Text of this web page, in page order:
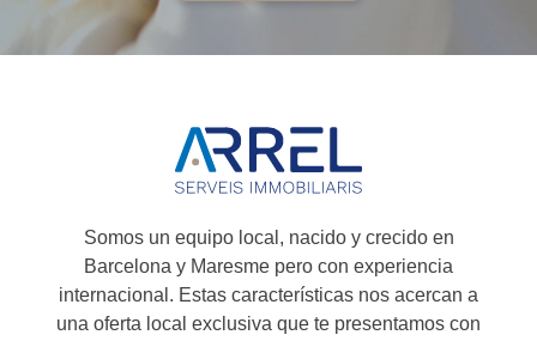
Somos un equipo local, nacido y crecido en
Barcelona y Maresme pero con experiencia
internacional. Estas características nos acercan a
una oferta local exclusiva que te presentamos con